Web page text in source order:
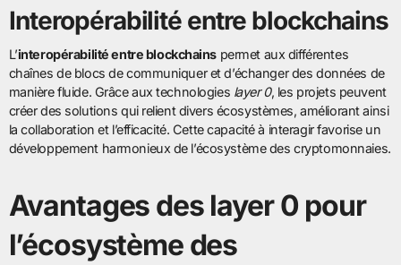
Interopérabilité entre blockchains
L’interopérabilité entre blockchains permet aux différentes
chaînes de blocs de communiquer et d’échanger des données de
manière fluide. Grâce aux technologies layer 0, les projets peuvent
créer des solutions qui relient divers écosystèmes, améliorant ainsi
la collaboration et l’efficacité. Cette capacité à interagir favorise un
développement harmonieux de l’écosystème des cryptomonnaies.
Avantages des layer 0 pour
l’écosystème des